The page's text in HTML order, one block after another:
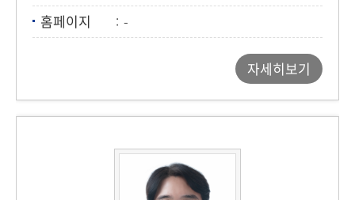
홈페이지
-
자세히보기